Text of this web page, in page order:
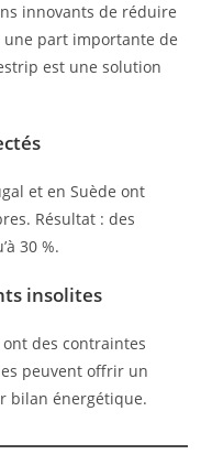
innovants de réduire
une part importante de
est une solution
et en Suède ont
Résultat : des
30 %.
insolites
des contraintes
peuvent offrir un
bilan énergétique.